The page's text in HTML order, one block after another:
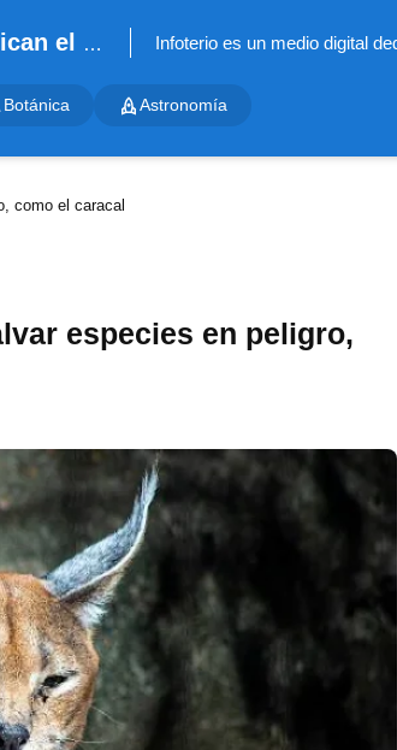
Infoterio - Noticias científicas que explican el mundo
Botánica Astronomía
como el caracal
especies en peligro,